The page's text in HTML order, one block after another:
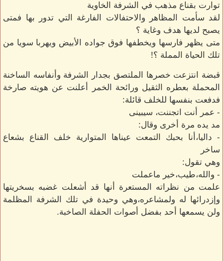
توارت بقناع مذهب في الشرفة الخاوية
لقد سأمت المظاهر والاحتفالات الفارغة التي تدور بها فمتى
يصبح لديها هدف وغاية ؟
متى يظهر فارسها ويخطفها فوق جواده الأبيض ويهربا سويا من
تلك الحياة المملة ؟!
قبضة انتزعت خصرها الملتصق بجدار الشرفة وأنفاسه الساخنة
المحملة بعطره الثقيل ورائحة الخمر أعلنت عن هويته صارخة
فدفعت بنفسها للخلف قائلة:
- عمر أنت اتجننت، سيبينى
مد يده مرة أخرى وقال:
- داليا،أنا بحبك التمعت عيناها المتوارية خلف القناع بشعاع
ساخر
وهي تقول:
- والله،طيب،خير ماعملت
علمت من نظراته المستعرة أنها قد أشعلت غضبه بسخريتها
وإزدرائها له ولمشاعره،وهي وحيدة في تلك الشرفة المظلمة
ولن يسمعها أحد بفضل أصوات الحفلة الصاخبة.